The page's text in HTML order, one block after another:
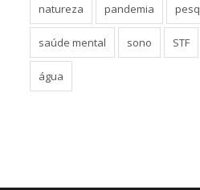
natureza pandemia
saúde mental sono STF
água